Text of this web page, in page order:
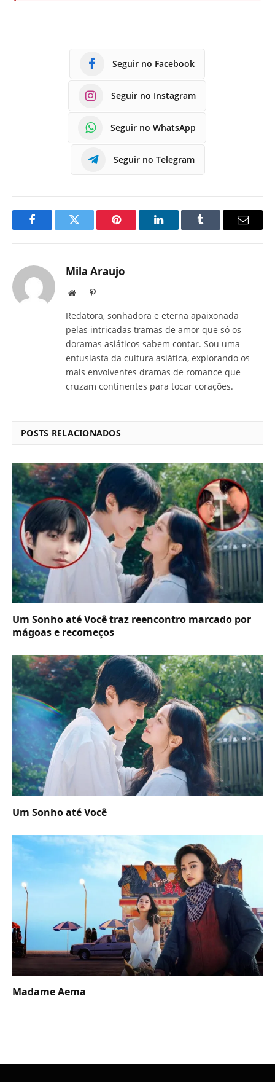
Seguir no Facebook
Seguir no Instagram
Seguir no WhatsApp
Seguir no Telegram
FacebookTwitter Pinterest LinkedInTumblr
E-
Mila Araujo
Site Pinterest
Redatora, sonhadora e eterna apaixonada
pelas intricadas tramas de amor que só os
doramas asiáticos sabem contar. Sou uma
entusiasta da cultura asiática, explorando os
mais envolventes dramas de romance que
cruzam continentes para tocar corações.
POSTS RELACIONADOS
Um Sonho até Você traz reencontro marcado por
mágoas e recomeços
Um Sonho até Você
Madame Aema